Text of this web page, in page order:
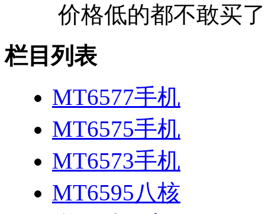
价格低的都不敢买
栏目列表
MT6577手机
MT6575手机
MT6573手机
MT6595八核